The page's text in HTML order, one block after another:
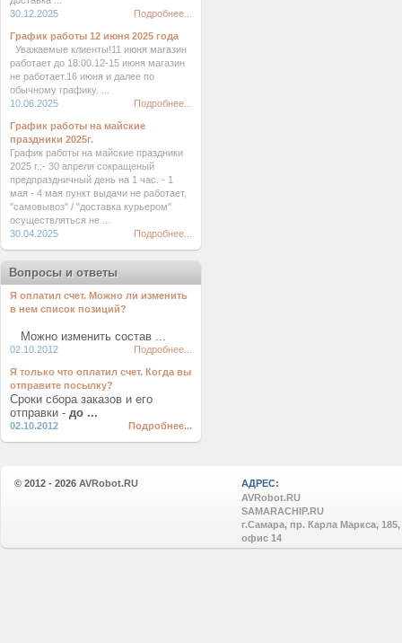
30.12.2025
Подробнее...
График работы 12 июня 2025 года
Уважаемые клиенты!11 июня магазин
работает до 18:00.12-15 июня магазин
не работает.16 июня и далее по
обычному графику. ...
10.06.2025
Подробнее...
График работы на майские
праздники 2025г.
График работы на майские праздники
2025 г.:- 30 апреля сокращеный
предпраздничный день на 1 час. - 1
мая - 4 мая пункт выдачи не работает,
"самовывоз" / "доставка курьером"
осуществляться не ...
30.04.2025
Подробнее...
Вопросы и ответы
Я оплатил счет. Можно ли изменить
в нем список позиций?
Можно изменить состав ...
02.10.2012 Подробнее...
Я только что оплатил счет. Когда вы
отправите посылку?
Сроки сбора заказов и его
отправки - до ...
02.10.2012 Подробнее...
© 2012 - 2026 AVRobot.RU
АДРЕС:
AVRobot.RU
SAMARACHIP.RU
г.Самара, пр. Карла Маркса, 185,
офис 14